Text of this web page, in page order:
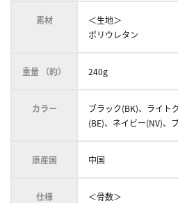
素材
＜生地＞
ポリウレタン
重量 （約） 240g
カラー
ブラック(BK)、ライト
(BE)、ネイビー(NV)、
原産国 中国
仕様
＜骨数＞